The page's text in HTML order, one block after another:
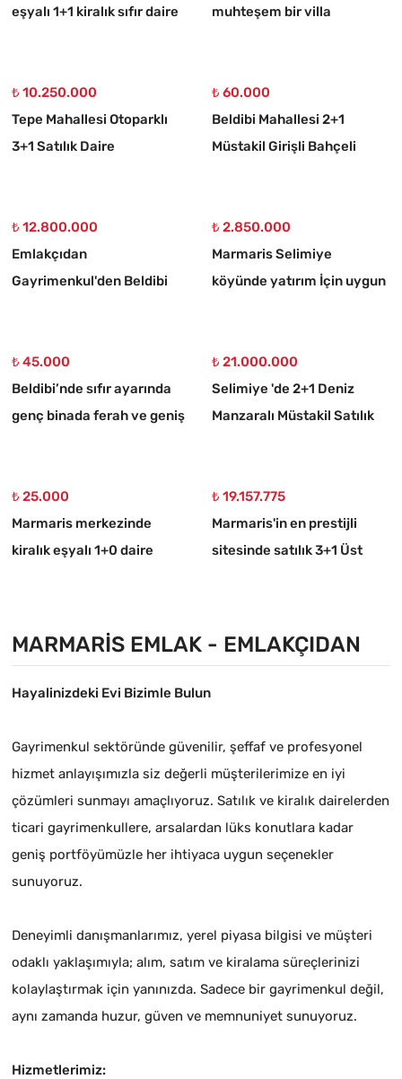
eşyalı 1+1 kiralık sıfır daire
muhteşem bir villa
₺ 10.250.000
Tepe Mahallesi Otoparklı
3+1 Satılık Daire
₺ 60.000
Beldibi Mahallesi 2+1
Müstakil Girişli Bahçeli
₺ 12.800.000
Emlakçıdan
Gayrimenkul'den Beldibi
₺ 2.850.000
Marmaris Selimiye
köyünde yatırım İçin uygun
₺ 45.000
Beldibi’nde sıfır ayarında
genç binada ferah ve geniş
₺ 21.000.000
Selimiye 'de 2+1 Deniz
Manzaralı Müstakil Satılık
₺ 25.000
Marmaris merkezinde
kiralık eşyalı 1+0 daire
₺ 19.157.775
Marmaris'in en prestijli
sitesinde satılık 3+1 Üst
MARMARIS EMLAK - EMLAKÇIDAN
Hayalinizdeki Evi Bizimle Bulun
Gayrimenkul sektöründe güvenilir, şeffaf ve profesyonel
hizmet anlayışımızla siz değerli müşterilerimize en iyi
çözümleri sunmayı amaçlıyoruz. Satılık ve kiralık dairelerden
ticari gayrimenkullere, arsalardan lüks konutlara kadar
geniş portföyümüzle her ihtiyaca uygun seçenekler
sunuyoruz.
Deneyimli danışmanlarımız, yerel piyasa bilgisi ve müşteri
odaklı yaklaşımıyla; alım, satım ve kiralama süreçlerinizi
kolaylaştırmak için yanınızda. Sadece bir gayrimenkul değil,
aynı zamanda huzur, güven ve memnuniyet sunuyoruz.
Hizmetlerimiz: